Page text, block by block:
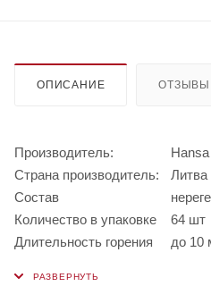
ОПИСАНИЕ ОТЗЫВЫ
Производитель:
Hansa
Страна производитель:
Литва
Состав
Количество в упаковке
64 шт
Длительность горения
до 10